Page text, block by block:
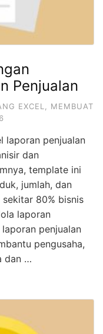
Penjualan
EXCEL
MEMBUAT
laporan penjualan
dan
template ini
jumlah, dan
80% bisnis
laporan
penjualan
pengusaha,
dan …